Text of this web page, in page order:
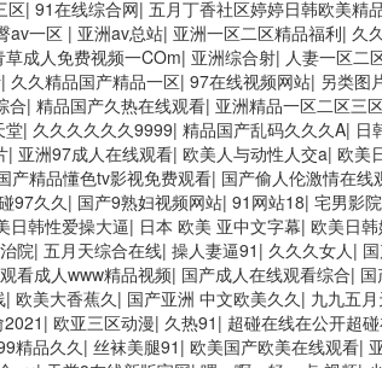
区| 91在线综合网| 五月丁香社区婷婷日韩欧美精
av一区 | 亚洲av总站| 亚洲一区二区精品福利| 久
草成人免费视频一COm| 亚洲综合射| 人妻一区二
| 久久精品国产精品一区| 97在线视频网站| 另类图
合| 精品国产久热在线观看| 亚洲精品一区二区三
堂| 久久久久久久9999| 精品国产乱码久久久A| 日
| 亚洲97成人在线观看| 欧美人与动性人交a| 欧美
产精品懂色tv影视免费观看| 国产偷人伦激情在线
97久久| 国产9熟妇视频网站| 91网站18| 宅男影
日韩性爱操大逼| 日本 欧美 亚中文字幕| 欧美日
院| 五月天综合在线| 操人妻逼91 | 久久久女人|
看成人www精品视频| 国产成人在线观看综合|
| 欧美大香蕉久| 国产亚洲 中文欧美久久| 九九五月
| 欧亚三区动漫| 久热91 | 超碰在线在公开超
精品久久| 丝袜美腿91 | 欧美国产欧美在线观看|